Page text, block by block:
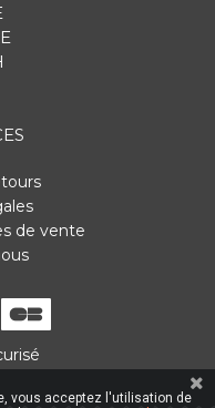
de vente
vous acceptez l'utilisation de